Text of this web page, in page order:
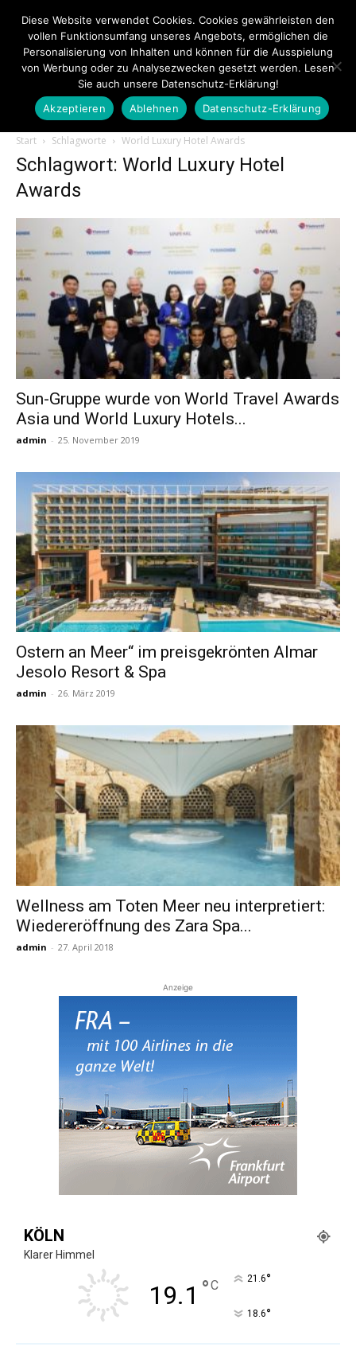
Touristiknews.de
und
Reiseempfehlungen.
Start Schlagworte World Luxury Hotel Awards
Schlagwort: World Luxury Hotel
Awards
Sun-Gruppe wurde von World Travel Awards
Asia und World Luxury Hotels...
admin - 25. November 2019
Ostern an Meer“ im preisgekrönten Almar
Jesolo Resort & Spa
admin - 26. März 2019
Wellness am Toten Meer neu interpretiert:
Wiedereröffnung des Zara Spa...
admin - 27. April 2018
Anzeige
KÖLN
Klarer Himmel
19.1 °C 21.6°
18.6°
Diese Website verwendet Cookies. Cookies gewährleisten den
vollen Funktionsumfang unseres Angebots, ermöglichen die
Personalisierung von Inhalten und können für die Ausspielung
von Werbung oder zu Analysezwecken gesetzt werden. Lesen
Sie auch unsere Datenschutz-Erklärung!
Akzeptieren
Ablehnen Datenschutz-Erklärung